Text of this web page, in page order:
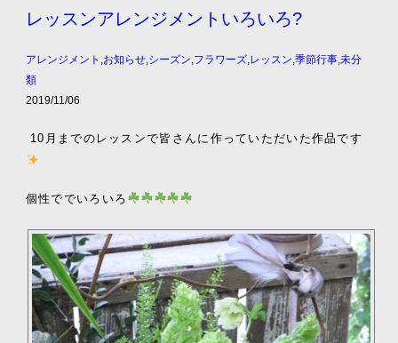
レッスンアレンジメントいろいろ?
アレンジメント ,お知らせ,シーズン,フラワーズ,レッスン,季節行事,未分
類
2019/11/06
10月までのレッスンで皆さんに作っていただいた作品です
個性ででいろいろ